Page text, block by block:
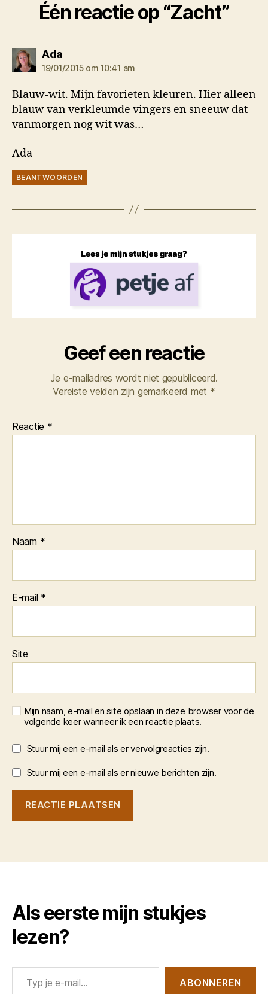
Één reactie op “Zacht”
Adazegt:
19/01/2015 om 10:41 am
Blauw-wit. Mijn favorieten kleuren. Hier alleen
blauw van verkleumde vingers en sneeuw dat
vanmorgen nog wit was…
Ada
BEANTWOORDEN
Geef een reactie
Je e-mailadres wordt niet gepubliceerd.
Vereiste velden zijn gemarkeerd met *
Reactie *
Naam *
E-mail *
Site
Mijn naam, e-mail en site opslaan in deze browser voor de
volgende keer wanneer ik een reactie plaats.
Stuur mij een e-mail als er vervolgreacties zijn.
Stuur mij een e-mail als er nieuwe berichten zijn.
Als eerste mijn stukjes
lezen?
Typ je e-mail...
ABONNEREN